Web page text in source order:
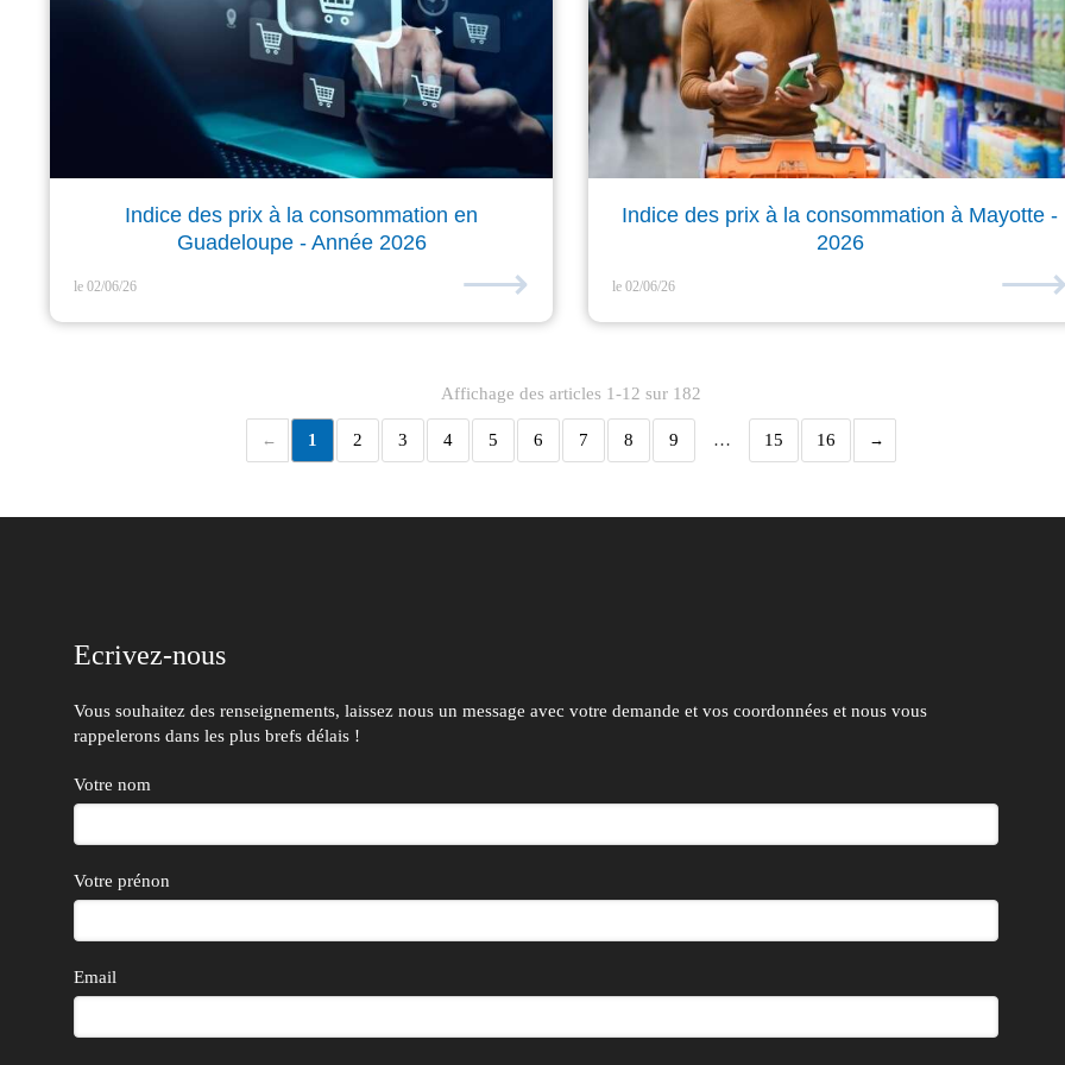
Indice des prix à la consommation en
Guadeloupe - Année 2026
le 02/06/26 ⟶
Indice des prix à la consommation à Mayotte -
2026
le 02/06/26
Affichage des articles 1-12 sur 182
1 2 3 4 5 6 7 8 9 … 15 16
Ecrivez-nous
Vous souhaitez des renseignements, laissez nous un message avec votre demande et vos coordonnées et nous vous
rappelerons dans les plus brefs délais !
Votre nom
Votre prénon
Email